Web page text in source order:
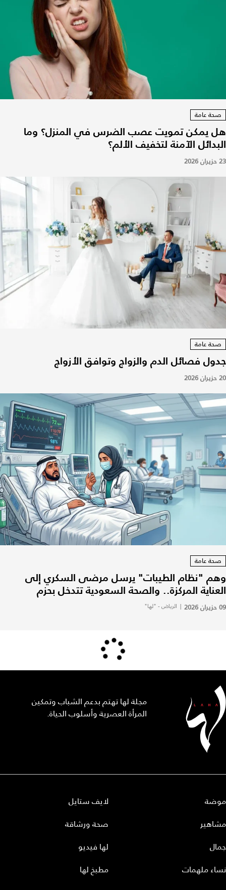
صحة عامة
هل يمكن تمويت عصب الضرس في المنزل؟ وما
البدائل الآمنة لتخفيف الألم؟
23 حزيران 2026
صحة عامة
جدول فصائل الدم والزواج وتوافق الأزواج
20 حزيران 2026
صحة عامة
وهم "نظام الطيبات" يرسل مرضى السكري إلى
العناية المركزة.. والصحة السعودية تتدخل بحزم
09 حزيران 2026 | الرياض - "لها"
مجلة لها تهتم بدعم الشباب وتمكين
المرأة العصرية وأسلوب الحياة.
موضة
مشاهير
جمال
نساء ملهمات
لايف ستايل
صحة ورشاقة
لها فيديو
مطبخ لها